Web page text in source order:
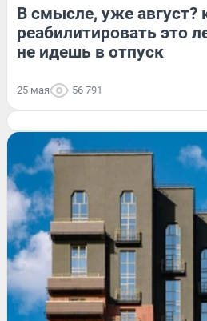
В смысле, уже август?
реабилитировать это
не идешь в отпуск
25 мая 56 791